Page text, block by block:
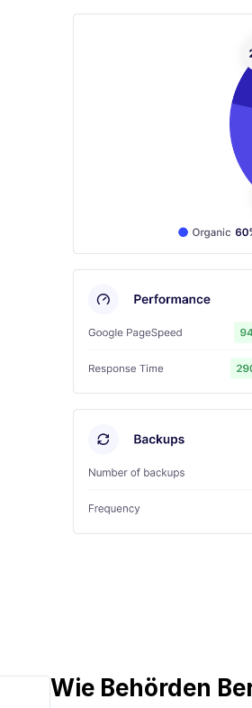
Wie Behörden